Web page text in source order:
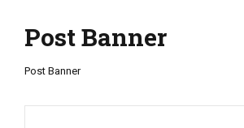
Post Banner
Post Banner